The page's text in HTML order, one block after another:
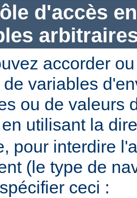
d'accès
accorder
variables
ou de valeurs
utilisant la
pour interdire
(le type de
ceci :